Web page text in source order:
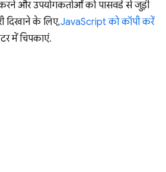
और उपयोगकर्ताओं को पासवर्ड से जुड़ी
दिखाने के लिए,JavaScript को कॉपी करें
में चिपकाएं.